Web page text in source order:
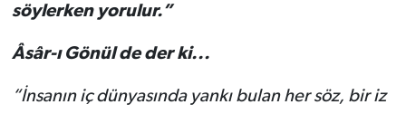
söylerken yorulur.”
Âsâr-ı Gönül de der ki...
“İnsanın iç dünyasında yankı bulan her söz, bir iz